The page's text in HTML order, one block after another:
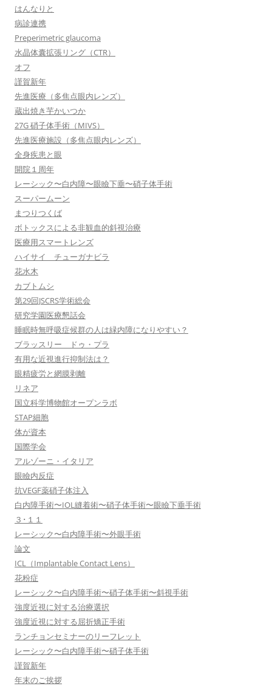
はんなりと
病診連携
Preperimetric glaucoma
水晶体囊拡張リング（CTR）
オフ
謹賀新年
先進医療（多焦点眼内レンズ）
蔵出焼き芋かいつか
27G 硝子体手術（MIVS）
先進医療施設（多焦点眼内レンズ）
全身疾患と眼
開院１周年
レーシック〜白内障〜眼瞼下垂〜硝子体手術
スーパームーン
まつりつくば
ボトックスによる非観血的斜視治療
医療用スマートレンズ
ハイサイ チューガナビラ
花水木
カブトムシ
第29回JSCRS学術総会
研究学園医療懇話会
睡眠時無呼吸症候群の人は緑内障になりやすい？
ブラッスリー ドゥ・プラ
有用な近視進行抑制法は？
眼精疲労と網膜剥離
リネア
国立科学博物館オープンラボ
STAP細胞
体が資本
国際学会
アルゾーニ・イタリア
眼瞼内反症
抗VEGF薬硝子体注入
白内障手術〜IOL縫着術〜硝子体手術〜眼瞼下垂手術
３･１１
レーシック〜白内障手術〜外眼手術
論文
ICL（Implantable Contact Lens）
花粉症
レーシック〜白内障手術〜硝子体手術〜斜視手術
強度近視に対する治療選択
強度近視に対する屈折矯正手術
ランチョンセミナーのリーフレット
レーシック〜白内障手術〜硝子体手術
謹賀新年
年末のご挨拶